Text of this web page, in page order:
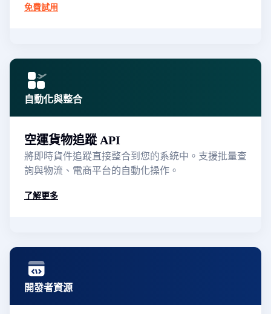
免費試用
自動化與整合
空運貨物追蹤 API
將即時貨件追蹤直接整合到您的系統中。支援批量查
詢與物流、電商平台的自動化操作。
了解更多
開發者資源